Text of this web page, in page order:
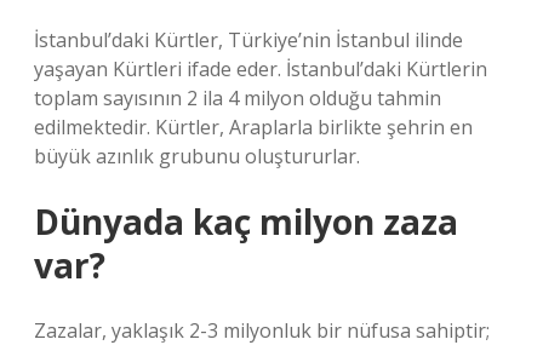
İstanbul’daki Kürtler, Türkiye’nin İstanbul ilinde
yaşayan Kürtleri ifade eder. İstanbul’daki Kürtlerin
toplam sayısının 2 ila 4 milyon olduğu tahmin
edilmektedir. Kürtler, Araplarla birlikte şehrin en
büyük azınlık grubunu oluştururlar.
Dünyada kaç milyon zaza
var?
Zazalar, yaklaşık 2-3 milyonluk bir nüfusa sahiptir;